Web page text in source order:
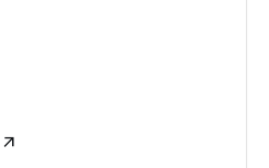
arrow_outward